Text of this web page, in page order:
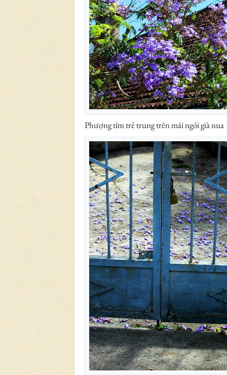
Phượng tím trẻ trung trên mái ngói già nua